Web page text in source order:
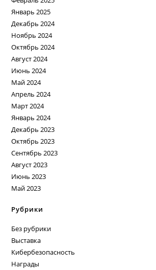
Январь 2025
Декабрь 2024
Ноябрь 2024
Октябрь 2024
Август 2024
Июнь 2024
Май 2024
Апрель 2024
Март 2024
Январь 2024
Декабрь 2023
Октябрь 2023
Сентябрь 2023
Август 2023
Июнь 2023
Май 2023
Рубрики
Без рубрики
Выставка
Кибербезопасность
Награды